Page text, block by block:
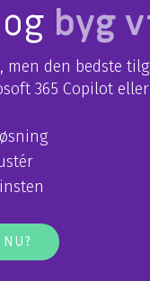
og byg
den bedste
365 Copilot